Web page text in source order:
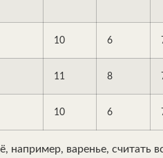
10 6
11 8
10 6
например, варенье, считать